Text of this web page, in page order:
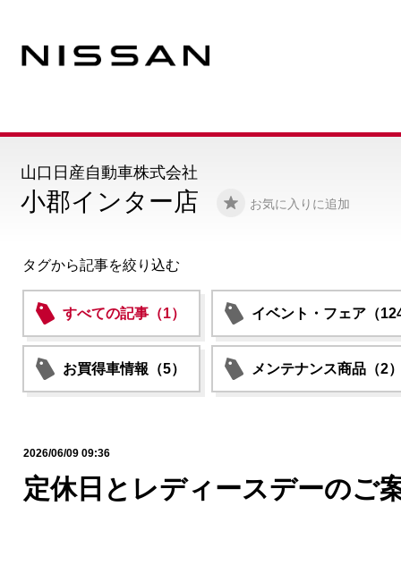
小郡インター店 お気に入りに追加
山口日産自動車株式会社
タグから記事を絞り込む
すべての記事（1） イベント・フェア（
お買得車情報（5） メンテナンス商品（2
2026/06/09 09:36
定休日とレディースデーのご